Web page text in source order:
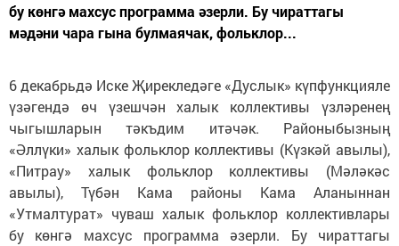
бу көнгә махсус программа әзерли. Бу чираттагы
мәдәни чара гына булмаячак, фольклор...
6 декабрьдә Иске Җирекледәге «Дуслык» күпфункцияле
үзәгендә өч үзешчән халык коллективы үзләренең
чыгышларын тәкъдим итәчәк. Районыбызның
«Әллүки» халык фольклор коллективы (Күзкәй авылы),
«Питрау» халык фольклор коллективы (Мәләкәс
авылы), Түбән Кама районы Кама Аланыннан
«Утмалтурат» чуваш халык фольклор коллективлары
бу көнгә махсус программа әзерли. Бу чираттагы